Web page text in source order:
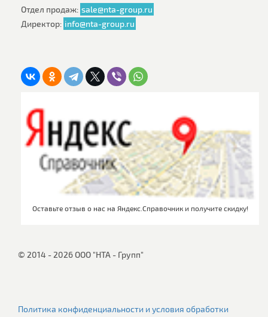
Отдел продаж: sale@nta-group.ru
Директор: info@nta-group.ru
Оставьте отзыв о нас на Яндекс.Справочник и получите скидку!
© 2014 - 2026 ООО "НТА - Групп"
Политика конфиденциальности и условия обработки